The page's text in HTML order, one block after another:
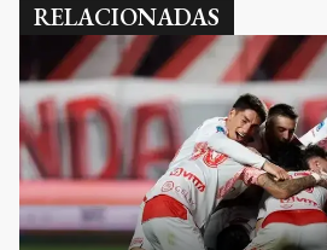
RELACIONADAS